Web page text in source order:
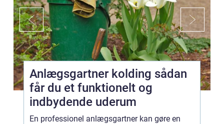
Anlægsgartner kolding sådan
får du et funktionelt og
indbydende uderum
En professionel anlægsgartner kan gøre en